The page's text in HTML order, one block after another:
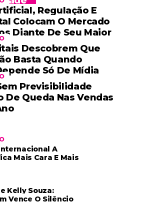
Regulação E
Colocam O Mercado
Diante De Seu Maior
Descobrem Que
Basta Quando
Só De Mídia
Previsibilidade
De Queda Nas Vendas
A
Mais Cara E Mais
Kelly Souza:
Vence O Silêncio